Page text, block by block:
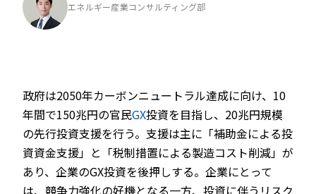
エネルギー産業コンサルティング部
政府は2050年カーボンニュートラル達成に向け、10
年間で150兆円の官民GX投資を目指し、20兆円規模
の先行投資支援を行う。支援は主に「補助金による投
資資金支援」と「税制措置による製造コスト削減」が
あり、企業のGX投資を後押しする。企業にとって
は、競争力強化の好機となる一方、投資に伴うリスク